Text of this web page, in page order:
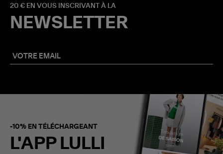
20 € EN VOUS INSCRIVANT À LA
NEWSLETTER
-10% EN TÉLÉCHARGEANT
L'APP LULLI